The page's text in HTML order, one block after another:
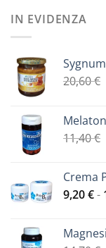
IN EVIDENZA
20,60€
11,40€
Crema
9,20€-